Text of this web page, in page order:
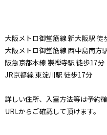
大阪メトロ御堂筋線 新大阪駅 徒
大阪メトロ御堂筋線 西中島南方
阪急京都本線 崇禅寺駅 徒歩17分
JR京都線 東淀川駅 徒歩17分
詳しい住所、入室方法等は予約
URLからご確認して頂けます。